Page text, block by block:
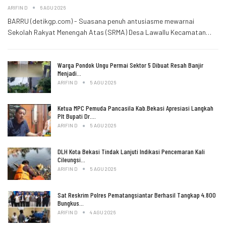
ARIFIN D 6 AGU 2026
BARRU (detikgp.com) - Suasana penuh antusiasme mewarnai
Sekolah Rakyat Menengah Atas (SRMA) Desa Lawallu Kecamatan…
Warga Pondok Ungu Permai Sektor 5 Dibuat Resah Banjir
Menjadi…
ARIFIN D 5 AGU 2026
Ketua MPC Pemuda Pancasila Kab.Bekasi Apresiasi Langkah
Plt Bupati Dr.…
ARIFIN D 5 AGU 2026
DLH Kota Bekasi Tindak Lanjuti Indikasi Pencemaran Kali
Cileungsi…
ARIFIN D 5 AGU 2026
Sat Reskrim Polres Pematangsiantar Berhasil Tangkap 4.800
Bungkus…
ARIFIN D 4 AGU 2026